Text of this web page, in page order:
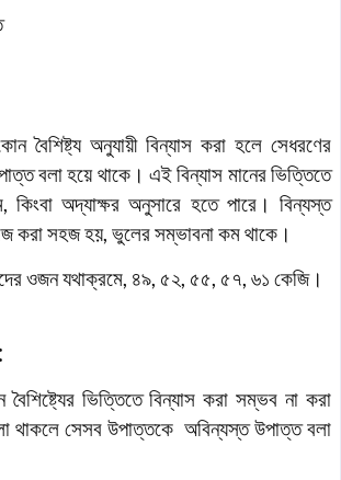
বৈশিষ্ট্য অনুযায়ী বিন্যাস করা হলে সেধরণের
বলা হয়ে থাকে। এই বিন্যাস মানের ভিত্তিতে
কিংবা অদ্যাক্ষর অনুসারে হতে পারে। বিন্যস্ত
করা সহজ হয়, ভুলের সম্ভাবনা কম থাকে।
ওজন যথাক্রমে, ৪৯, ৫২, ৫৫, ৫৭, ৬১ কেজি।
ভিত্তিতে বিন্যাস করা সম্ভব না করা
থাকলে সেসব উপাত্তকে অবিন্যস্ত উপাত্ত বলা